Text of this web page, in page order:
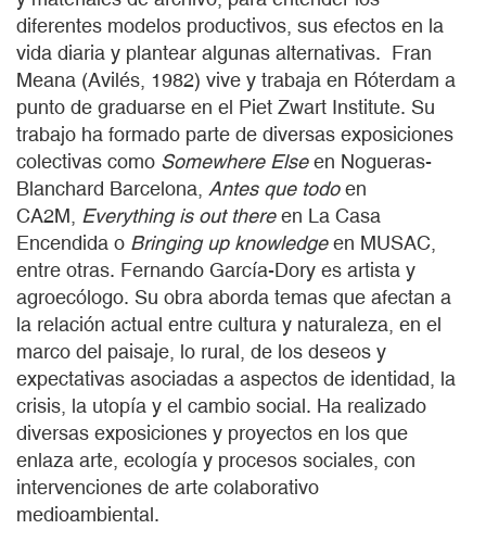
diferentes modelos productivos, sus efectos en la
vida diaria y plantear algunas alternativas. Fran
Meana (Avilés, 1982) vive y trabaja en Róterdam a
punto de graduarse en el Piet Zwart Institute. Su
trabajo ha formado parte de diversas exposiciones
colectivas como Somewhere Elseen Nogueras-
Blanchard Barcelona, Antes que todoen
CA2M, Everything is out thereen La Casa
Encendida o Bringing up knowledgeen MUSAC,
entre otras. Fernando García-Dory es artista y
agroecólogo. Su obra aborda temas que afectan a
la relación actual entre cultura y naturaleza, en el
marco del paisaje, lo rural, de los deseos y
expectativas asociadas a aspectos de identidad, la
crisis, la utopía y el cambio social. Ha realizado
diversas exposiciones y proyectos en los que
enlaza arte, ecología y procesos sociales, con
intervenciones de arte colaborativo
medioambiental.